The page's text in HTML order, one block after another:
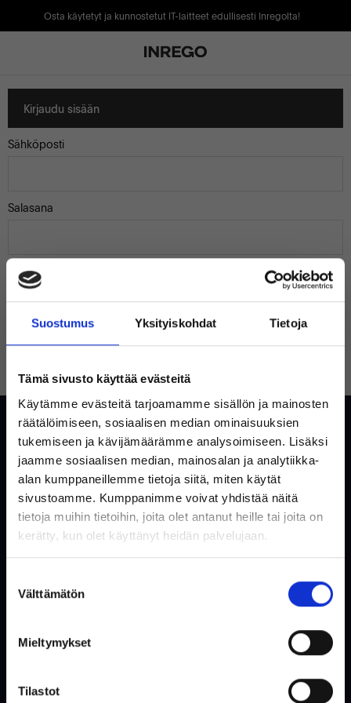
Suostumus Yksityiskohdat Tietoja
Tämä sivusto käyttää evästeitä
Käytämme evästeitä tarjoamamme sisällön ja mainosten
räätälöimiseen, sosiaalisen median ominaisuuksien
tukemiseen ja kävijämäärämme analysoimiseen. Lisäksi
jaamme sosiaalisen median, mainosalan ja analytiikka-
alan kumppaneillemme tietoja siitä, miten käytät
sivustoamme. Kumppanimme voivat yhdistää näitä
tietoja muihin tietoihin, joita olet antanut heille tai joita on
kerätty, kun olet käyttänyt heidän palvelujaan.
valinta
Välttämätön
Mieltymykset
Tilastot
Osta käytetyt ja kunnostetut IT-laitteet edullisesti Inregolta!
Kirjaudu sisään
Sähköposti
Salasana
Muista minut
Asiakaspalvelu
Yleisiä kysymyksiä ja vastauksia
Ota yhteyttä
Verkkokauppa
Tietoa meistä
Ostoehdot
Evästeet & Tietosuojakäytäntö
Tervetuloa Inregon verkkokauppaan!